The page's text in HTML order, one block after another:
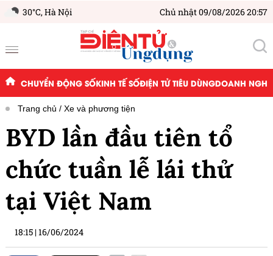
30°C,Hà Nội Chủ nhật 09/08/2026 20:57
CHUYỂN ĐỘNG SỐKINH TẾ SỐĐIỆN TỬ TIÊU DÙNGDOANH
Trang chủ Xe và phương tiện
BYD lần đầu tiên tổ
chức tuần lễ lái thử
tại Việt Nam
18:15 |16/06/2024